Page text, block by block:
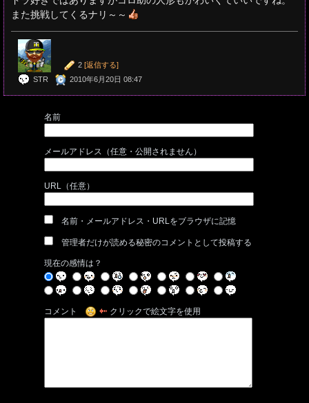
また挑戦してくるナリ～～
2 [返信する]
STR
2010年6月20日 08:47
名前
メールアドレス（任意・公開されません）
URL（任意）
名前・メールアドレス・URLをブラウザに記憶
管理者だけが読める秘密のコメントとして投稿する
現在の感情は？
コメント クリックで絵文字を使用